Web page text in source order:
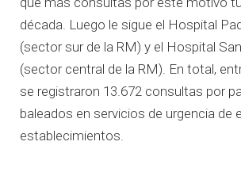
década. Luego le sigue el Hospital
(sector sur de la RM) y el Hospital
(sector central de la RM). En total,
se registraron 13.672 consultas por
baleados en servicios de urgencia de
establecimientos.